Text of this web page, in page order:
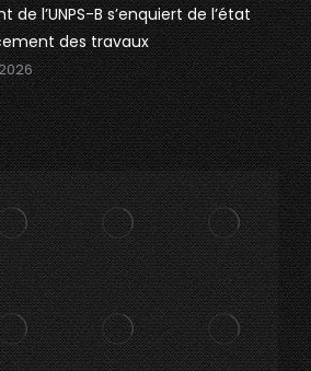
de l’UNPS-B s’enquiert de l’état
des travaux